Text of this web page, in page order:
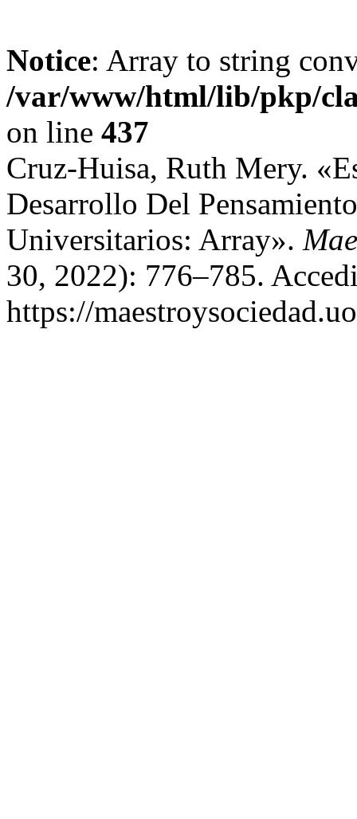
Notice: Array to string
/var/www/html/lib/pkp/
on line 437
Cruz-Huisa, Ruth Mery.
Desarrollo Del
Universitarios: Array».
30, 2022): 776–785.
https://